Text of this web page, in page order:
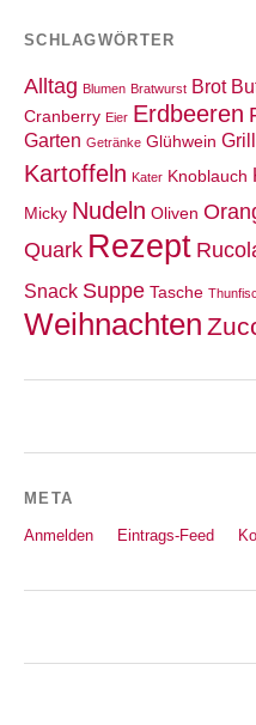
SCHLAGWÖRTER
Alltag Blumen Bratwurst Brot
Cranberry Eier Erdbeeren
Garten Getränke Glühwein
Kartoffeln Kater Knoblauch
Micky Nudeln Oliven
Quark Rezept
Snack Suppe Tasche
Weihnachten
META
Anmelden Eintrags-Feed